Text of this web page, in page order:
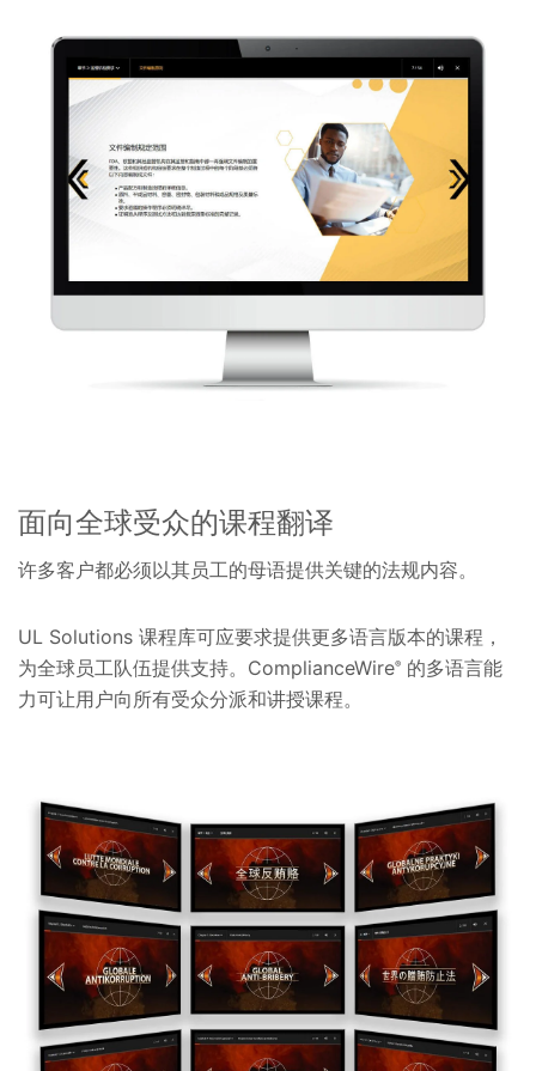
面向全球受众的课程翻译
许多客户都必须以其员工的母语提供关键的法规内容。
UL Solutions 课程库可应要求提供更多语言版本的课程，
为全球员工队伍提供支持。ComplianceWire® 的多语言能
力可让用户向所有受众分派和讲授课程。